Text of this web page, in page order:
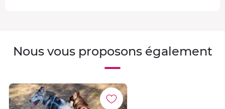
Nous vous proposons également